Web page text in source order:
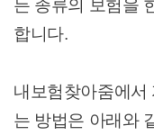
든 종류의 보험을
합니다.
내보험찾아줌에서
는 방법은 아래와